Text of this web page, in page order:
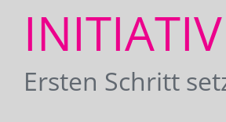
INITIATIV
Ersten Schritt